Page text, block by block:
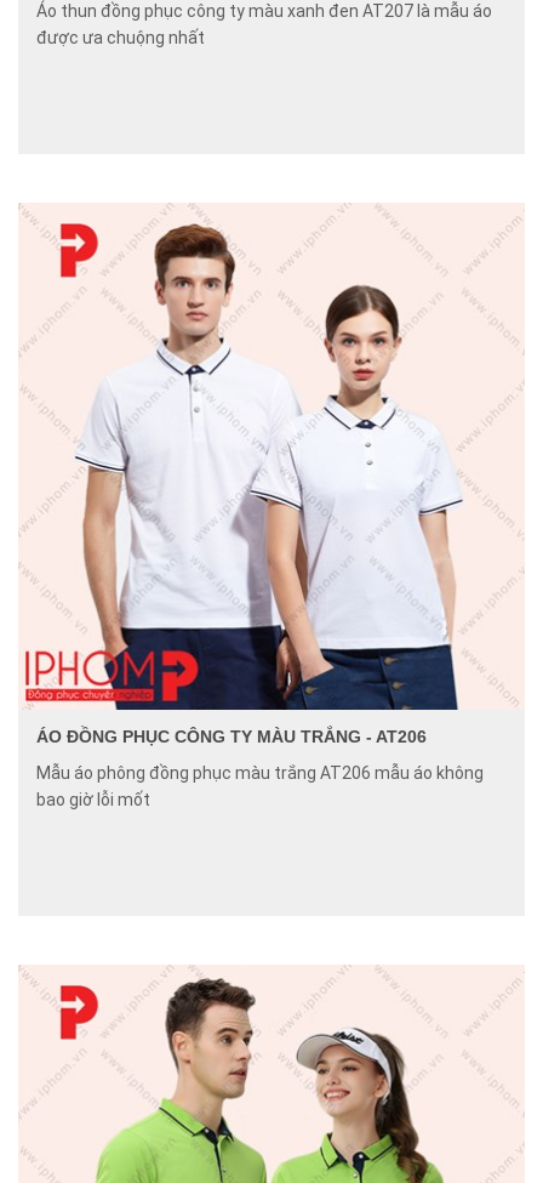
Áo thun đồng phục công ty màu xanh đen AT207 là mẫu áo
được ưa chuộng nhất
ÁO ĐỒNG PHỤC CÔNG TY MÀU TRẮNG - AT206
Mẫu áo phông đồng phục màu trắng AT206 mẫu áo không
bao giờ lỗi mốt